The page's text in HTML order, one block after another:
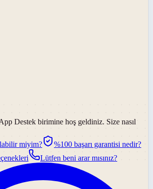
Destek birimine hoş geldiniz. Size nasıl
miyim?
%100 başarı garantisi nedir?
Lütfen beni arar mısınız?